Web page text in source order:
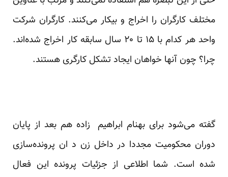
مختلف کارگران را اخراج و بیکار می‌کنند. کارگران شرکت
واحد هر کدام با ۱۵ تا ۲۰ سال سابقه کار اخراج شده‌اند.
چرا؟ چون آنها خواهان ایجاد تشکل کارگری هستند.
گفته می‌شود برای بهنام ابراهیم زادههم بعد از پایان
دوران محکومیت مجددا در داخل زن د ان پرونده‌سازی
شده است. شما اطلاعی از جزئیات پرونده این فعال